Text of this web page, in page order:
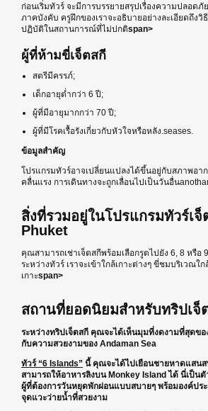
ก่อนเริ่มทัวร์ จะมีการบรรยายสรุปเรื่องความปลอด
ภาคบังคับ ครูฝึกของเราจะอธิบายอย่างละเอียดถึง
ปฏิบัติในสถานการณ์ที่ไม่ปกติspan>
ผู้ที่ห้ามขี่เจ็ตสกี
สตรีมีครรภ์;
เด็กอายุต่ำกว่า 6 ปี;
ผู้ที่มีอายุมากกว่า 70 ปี;
ผู้ที่มีโรคเรื้อรังเกี่ยวกับหัวใจหรือหลัง.seases.
ข้อมูลสำคัญ
โปรแกรมทัวร์อาจเปลี่ยนแปลงได้ขึ้นอยู่กับสภาพอ
คลื่นแรง การเดินทางจะถูกเลื่อนไปเป็นวันอื่น
สิ่งที่รวมอยู่ในโปรแกรมทัวร์เจ็
Phuket
คุณสามารถเช่าเจ็ตสกีพร้อมเลือกรูตไปยัง 6, 8 หรือ
ระหว่างทัวร์ เราจะเข้าใกล้เกาะต่างๆ ขี่ชมบริเวณใ
เกาะspan>
สถานที่ยอดนิยมสำหรับทริปเจ็
ระหว่างทริปเจ็ตสกี คุณจะได้เห็นมุมที่งดงามที่สุดขอ
กับความสวยงามของ Andaman Sea
ทัวร์ “6 Islands” นี้ คุณจะได้ไปเยือนชายหาดแสนส
สามารถให้อาหารลิงบน Monkey Island ได้ นี่เป็น
ผู้ที่ต้องการวันหยุดพักผ่อนแบบสบายๆ พร้อมองค์ปร
จุดแวะว่ายน้ำที่สวยงาม